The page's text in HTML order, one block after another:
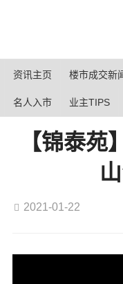
资讯主页 楼市成交新
名人入市 业主TIPS
【锦泰苑
2021-01-22